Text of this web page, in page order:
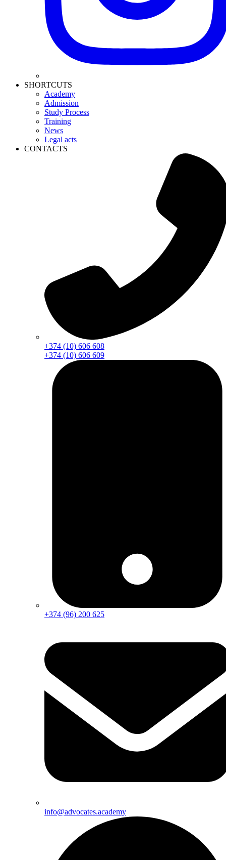
SHORTCUTS
Academy
Admission
Study Process
Training
News
Legal acts
CONTACTS
+374 (10) 606 608
+374 (10) 606 609
+374 (96) 200 625
info@advocates.academy